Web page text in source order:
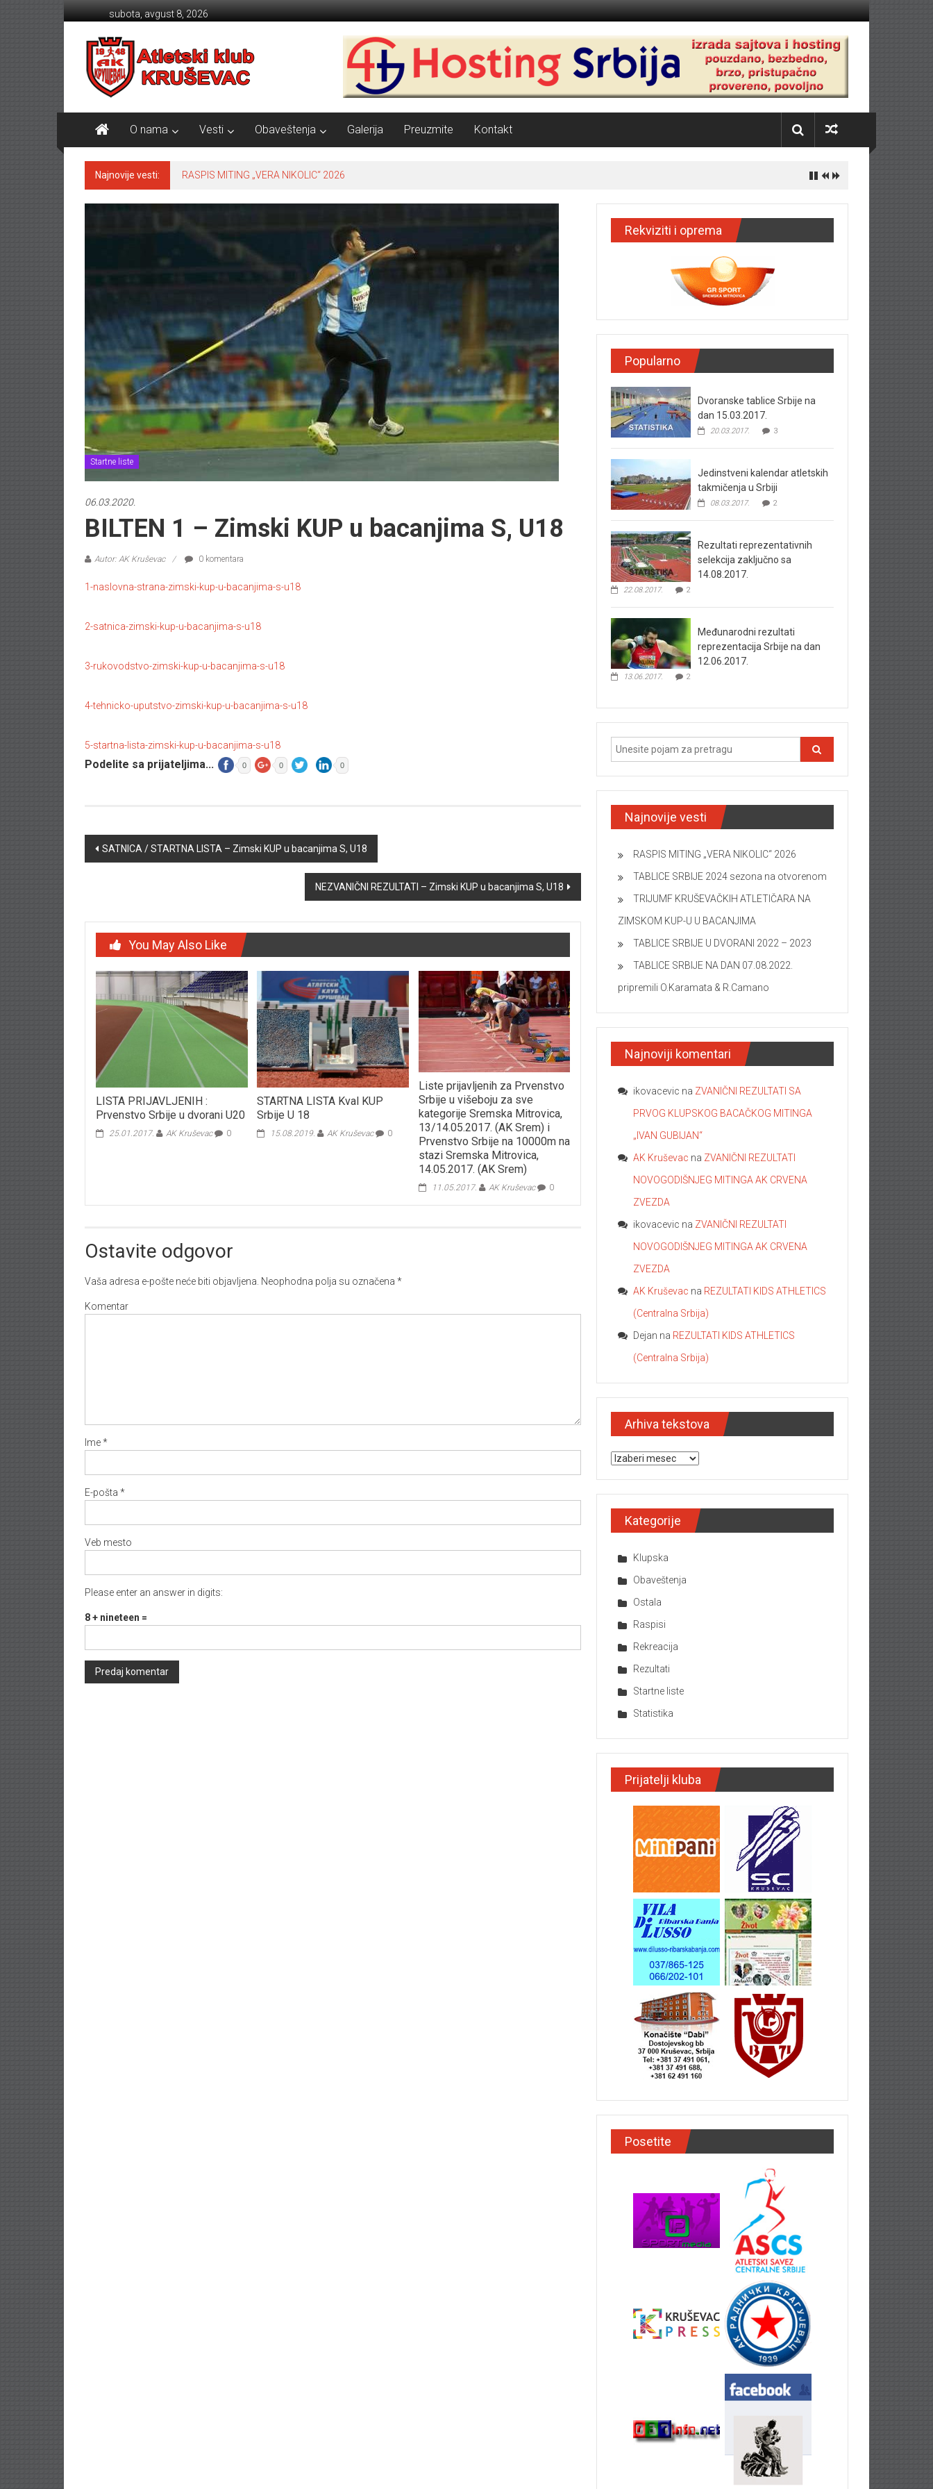
subota, avgust 8, 2026
Atletski klub KRUŠEVAC
O nama Vesti Obaveštenja Galerija Preuzmite Kontakt
Najnovije vesti: RASPIS MITING „VERA NIKOLIC“ 2026
Startne liste
06.03.2020.
BILTEN 1 – Zimski KUP u bacanjima S, U18
Autor: AK Kruševac 0 komentara
1-naslovna-strana-zimski-kup-u-bacanjima-s-u18
2-satnica-zimski-kup-u-bacanjima-s-u18
3-rukovodstvo-zimski-kup-u-bacanjima-s-u18
4-tehnicko-uputstvo-zimski-kup-u-bacanjima-s-u18
5-startna-lista-zimski-kup-u-bacanjima-s-u18
Podelite sa prijateljima... 0 0 0
Post navigation
SATNICA / STARTNA LISTA – Zimski KUP u bacanjima S, U18
NEZVANIČNI REZULTATI – Zimski KUP u bacanjima S, U18
You May Also Like
LISTA PRIJAVLJENIH :
Prvenstvo Srbije u dvorani U20
25.01.2017. AK Kruševac 0
STARTNA LISTA Kval KUP
Srbije U 18
15.08.2019. AK Kruševac 0
Liste prijavljenih za Prvenstvo
Srbije u višeboju za sve
kategorije Sremska Mitrovica,
13/14.05.2017. (AK Srem) i
Prvenstvo Srbije na 10000m na
stazi Sremska Mitrovica,
14.05.2017. (AK Srem)
11.05.2017. AK Kruševac 0
Ostavite odgovor
Vaša adresa e-pošte neće biti objavljena. Neophodna polja su označena *
Komentar
Ime*
E-pošta *
Veb mesto
Please enter an answer in digits:
8 + nineteen =
Rekviziti i oprema
Popularno
Dvoranske tablice Srbije na
dan 15.03.2017.
20.03.2017. 3
Jedinstveni kalendar atletskih
takmičenja u Srbiji
08.03.2017. 2
Rezultati reprezentativnih
selekcija zaključno sa
14.08.2017.
22.08.2017. 2
Međunarodni rezultati
reprezentacija Srbije na dan
12.06.2017.
13.06.2017. 2
Najnovije vesti
RASPIS MITING „VERA NIKOLIC“ 2026
TABLICE SRBIJE 2024 sezona na otvorenom
TRIJUMF KRUŠEVAČKIH ATLETIČARA NA
ZIMSKOM KUP-U U BACANJIMA
TABLICE SRBIJE U DVORANI 2022 – 2023
TABLICE SRBIJE NA DAN 07.08.2022.
pripremili O.Karamata & R.Camano
Najnoviji komentari
ikovacevic na ZVANIČNI REZULTATI SA
PRVOG KLUPSKOG BACAČKOG MITINGA
„IVAN GUBIJAN“
AK Kruševac na ZVANIČNI REZULTATI
NOVOGODIŠNJEG MITINGA AK CRVENA
ZVEZDA
ikovacevic na ZVANIČNI REZULTATI
NOVOGODIŠNJEG MITINGA AK CRVENA
ZVEZDA
AK Kruševac na REZULTATI KIDS ATHLETICS
(Centralna Srbija)
Dejan na REZULTATI KIDS ATHLETICS
(Centralna Srbija)
Arhiva tekstova
Arhiva tekstova
Kategorije
Klupska
Obaveštenja
Ostala
Raspisi
Rekreacija
Rezultati
Startne liste
Statistika
Prijatelji kluba
Posetite